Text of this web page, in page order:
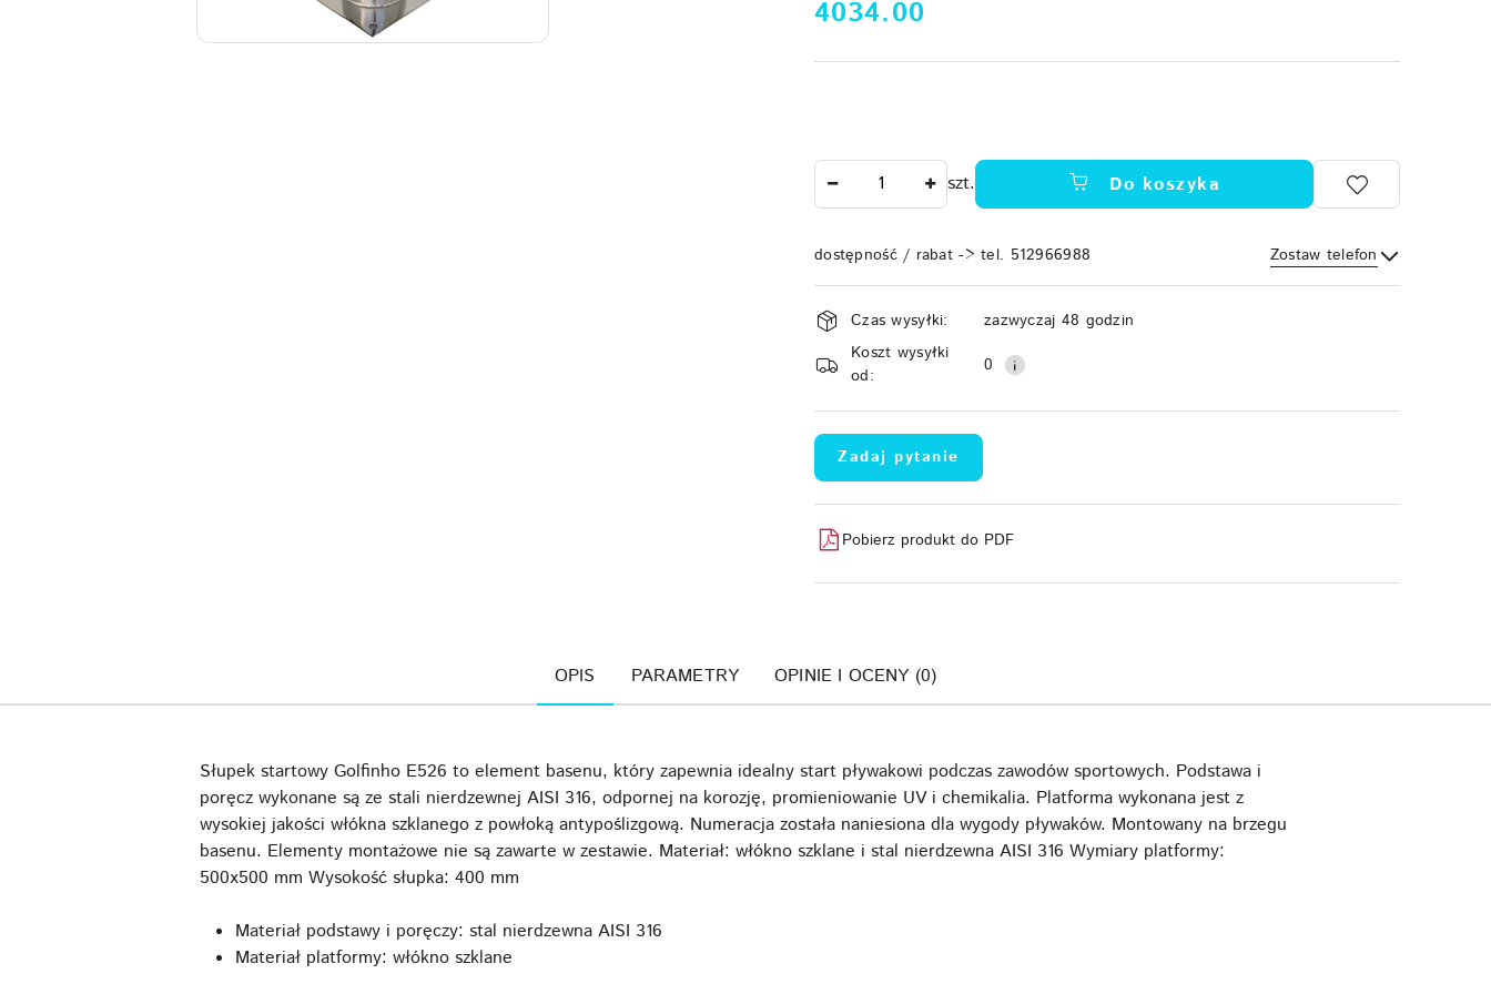
cena:
4034.00
szt. Do koszyka
dostępność / rabat -> tel. 512966988 Zostaw telefon
Wyślij
Dostępność
i
dostawa
Czas wysyłki:
zazwyczaj 48 godzin
Koszt wysyłki
od:
0
Zadaj pytanie
Pobierz produkt do PDF
OPIS PARAMETRY OPINIE I OCENY (0)
Słupek startowy Golfinho E526 to element basenu, który zapewnia idealny start pływakowi podczas zawodów sportowych. Podstawa i
poręcz wykonane są ze stali nierdzewnej AISI 316, odpornej na korozję, promieniowanie UV i chemikalia. Platforma wykonana jest z
wysokiej jakości włókna szklanego z powłoką antypoślizgową. Numeracja została naniesiona dla wygody pływaków. Montowany na brzegu
basenu. Elementy montażowe nie są zawarte w zestawie. Materiał: włókno szklane i stal nierdzewna AISI 316 Wymiary platformy:
500x500 mm Wysokość słupka: 400 mm
Materiał podstawy i poręczy: stal nierdzewna AISI 316
Materiał platformy: włókno szklane